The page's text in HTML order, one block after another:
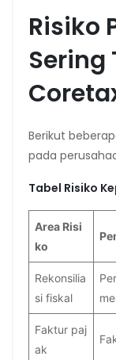
Risiko
Sering
Berikut
pada
Tabel Risiko
Area Risi
ko
Rekonsilia
si fiskal
Faktur paj
ak